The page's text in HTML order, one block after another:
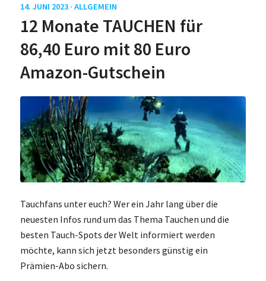
14. JUNI 2023 · ALLGEMEIN
12 Monate TAUCHEN für
86,40 Euro mit 80 Euro
Amazon-Gutschein
Tauchfans unter euch? Wer ein Jahr lang über die
neuesten Infos rund um das Thema Tauchen und die
besten Tauch-Spots der Welt informiert werden
möchte, kann sich jetzt besonders günstig ein
Prämien-Abo sichern.